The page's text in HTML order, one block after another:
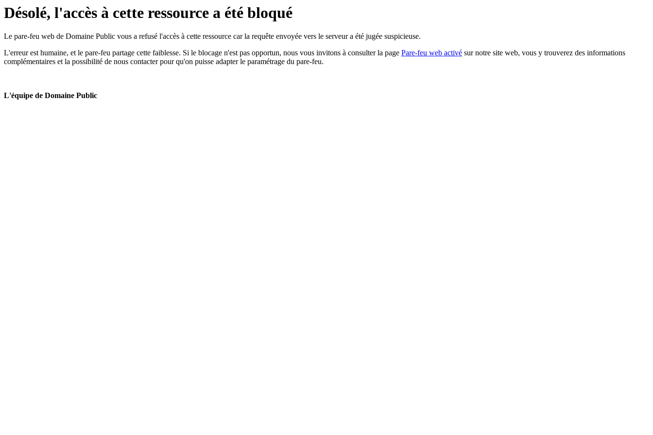
Désolé, l'accès à cette ressource a été bloqué
Le pare-feu web de Domaine Public vous a refusé l'accès à cette ressource car la requête envoyée vers le serveur a été jugée suspicieuse.
L'erreur est humaine, et le pare-feu partage cette faiblesse. Si le blocage n'est pas opportun, nous vous invitons à consulter la page Pare-feu web activé sur notre site web, vous y trouverez des informations
complémentaires et la possibilité de nous contacter pour qu'on puisse adapter le paramétrage du pare-feu.
L'équipe de Domaine Public